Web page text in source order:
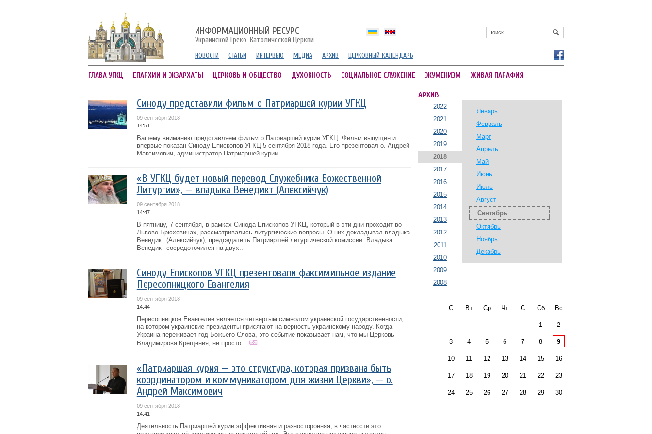
ИНФОРМАЦИОННЫЙ РЕСУРС
Украинской Греко-Католической Церкви
НОВОСТИ СТАТЬИ ИНТЕРВЬЮ МЕДИА АРХИВ ЦЕРКОВНЫЙ КАЛЕНДАРЬ
ГЛАВА УГКЦ ЕПАРХИИ И ЭКЗАРХАТЫ ЦЕРКОВЬ И ОБЩЕСТВО ДУХОВНОСТЬ СОЦИАЛЬНОЕ СЛУЖЕНИЕ ЭКУМЕНИЗМ ЖИВАЯ ПАРАФИЯ
Синоду представили фильм о Патриаршей курии УГКЦ
09 сентября 2018
14:51
Вашему вниманию представляем фильм о Патриаршей курии УГКЦ. Фильм выпущен и
впервые показан Синоду Епископов УГКЦ 5 сентября 2018 года. Его презентовал о. Андрей
Максимович, администратор Патриаршей курии.
«В УГКЦ будет новый перевод Служебника Божественной
Литургии», — владыка Венедикт (Алексийчук)
09 сентября 2018
14:47
В пятницу, 7 сентября, в рамках Синода Епископов УГКЦ, который в эти дни проходит во
Львове-Брюховичах, рассматривались литургические вопросы. О них докладывал владыка
Венедикт (Алексийчук), председатель Патриаршей литургической комиссии. Владыка
Венедикт сосредоточился на двух...
Синоду Епископов УГКЦ презентовали факсимильное издание
Пересопницкого Евангелия
09 сентября 2018
14:44
Пересопницкое Евангелие является четвертым символом украинской государственности,
на котором украинские президенты присягают на верность украинскому народу. Когда
Украина переживает год Божьего Слова, это событие показывает нам, что мы Церковь
Владимирова Крещения, не просто...
«Патриаршая курия — это структура, которая призвана быть
координатором и коммуникатором для жизни Церкви», — о.
Андрей Максимович
09 сентября 2018
14:41
Деятельность Патриаршей курии эффективная и разносторонняя, в частности это
АРХИВ
2022
2021
2020
2019
2018
2017
2016
2015
2014
2013
2012
2011
2010
2009
2008
Январь
Февраль
Март
Апрель
Май
Июнь
Июль
Август
Сентябрь
Октябрь
Ноябрь
Декабрь
С Вт Ср Чт С Сб Вс
1 2
3 4 5 6 7 8 9
10 11 12 13 14 15 16
17 18 19 20 21 22 23
24 25 26 27 28 29 30